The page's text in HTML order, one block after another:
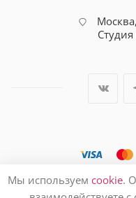
2026 ©
Мы используем cookie.